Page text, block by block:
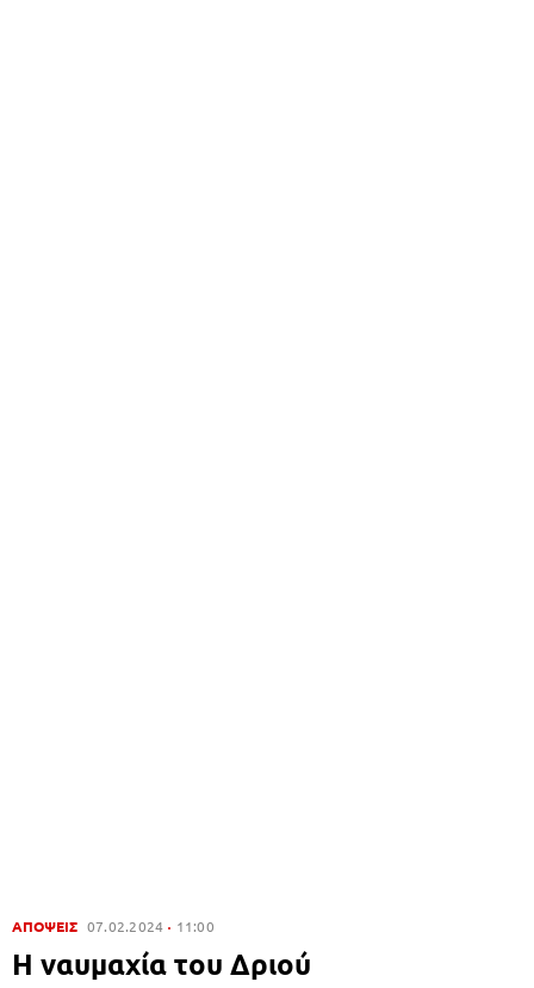
ΑΠΟΨΕΙΣ 07.02.2024 11:00
Η ναυμαχία του Δριού